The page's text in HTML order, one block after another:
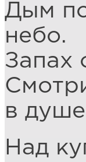
Дым
небо.
Запах
в
Над